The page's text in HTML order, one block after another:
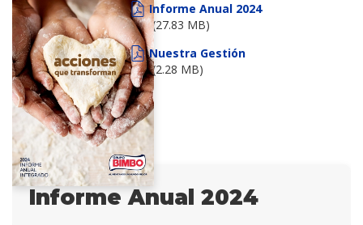
Informe Anual 2024
(27.83 MB)
Nuestra Gestión
(2.28 MB)
Informe Anual 2024